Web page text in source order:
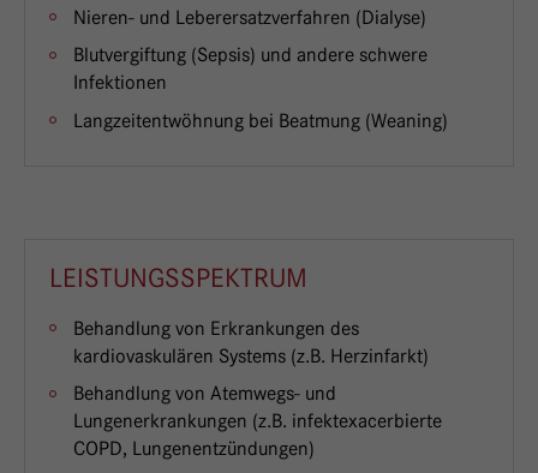
Nieren- und Leberersatzverfahren (Dialyse)
Blutvergiftung (Sepsis) und andere schwere
Infektionen
Langzeitentwöhnung bei Beatmung (Weaning)
LEISTUNGSSPEKTRUM
Behandlung von Erkrankungen des
kardiovaskulären Systems (z.B. Herzinfarkt)
Behandlung von Atemwegs- und
Lungenerkrankungen (z.B. infektexacerbierte
COPD, Lungenentzündungen)